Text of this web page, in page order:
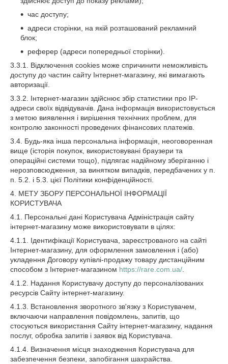
час доступу;
адреси сторінки, на якій розташований рекламний
блок;
реферер (адреси попередньої сторінки).
3.3.1. Відключення cookies може спричинити неможливість
доступу до частин сайту Інтернет-магазину, які вимагають
авторизації.
3.3.2. Інтернет-магазин здійснює збір статистики про IP-
адреси своїх відвідувачів. Дана інформація використовується
з метою виявлення і вирішення технічних проблем, для
контролю законності проведених фінансових платежів.
3.4. Будь-яка інша персональна інформація, неоговоренная
вище (історія покупок, використовувані браузери та
операційні системи тощо), підлягає надійному зберіганню і
нерозповсюдження, за винятком випадків, передбачених у п.
п. 5.2. і 5.3. цієї Політики конфіденційності.
4. МЕТУ ЗБОРУ ПЕРСОНАЛЬНОЇ ІНФОРМАЦІЇ
КОРИСТУВАЧА
4.1. Персональні дані Користувача Адміністрація сайту
інтернет-магазину може використовувати в цілях:
4.1.1. Ідентифікації Користувача, зареєстрованого на сайті
Інтернет-магазину, для оформлення замовлення і (або)
укладення Договору купівлі-продажу товару дистанційним
способом з Інтернет-магазином https://rare.com.ua/
4.1.2. Надання Користувачу доступу до персоналізованих
ресурсів Сайту інтернет-магазину.
4.1.3. Встановлення зворотного зв'язку з Користувачем,
включаючи направлення повідомлень, запитів, що
стосуються використання Сайту інтернет-магазину, надання
послуг, обробка запитів і заявок від Користувача.
4.1.4. Визначення місця знаходження Користувача для
забезпечення безпеки, запобігання шахрайства.